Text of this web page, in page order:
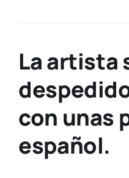
La artista
con unas
español.